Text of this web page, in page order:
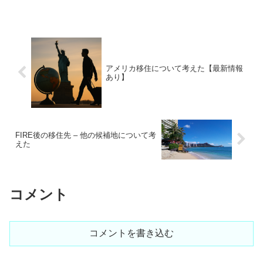
アメリカ移住について考えた【最新情報
あり】
FIRE後の移住先 – 他の候補地について考
えた
コメント
コメントを書き込む